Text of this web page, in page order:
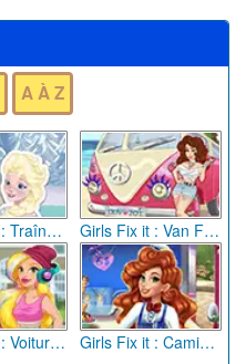
A À Z
Girls Fix it : Traîneau d'Elsa Girls Fix it : Van Festival de musique
Girls Fix it : Voiture de Gwen Girls Fix it : Camion glace de Jessie